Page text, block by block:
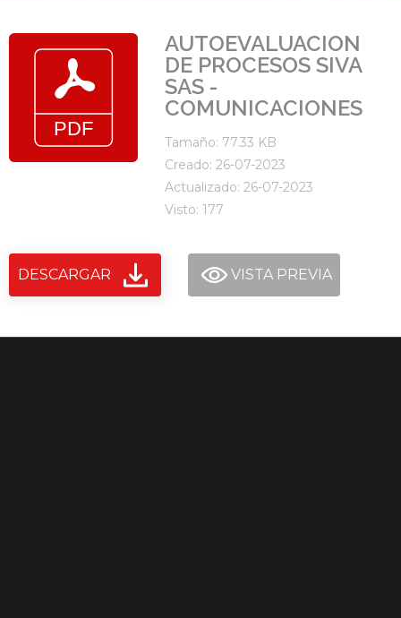
AUTOEVALUACION
DE PROCESOS SIVA
SAS -
COMUNICACIONES
Tamaño: 77.33 KB
Creado: 26-07-2023
Actualizado: 26-07-2023
Visto: 177
DESCARGAR VISTA PREVIA